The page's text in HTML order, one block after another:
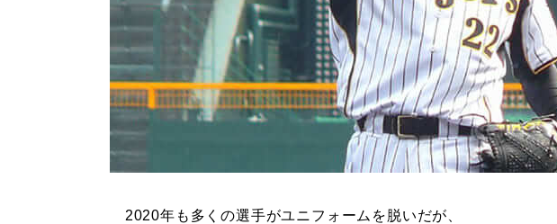
2020年も多くの選手がユニフォームを脱いだが、